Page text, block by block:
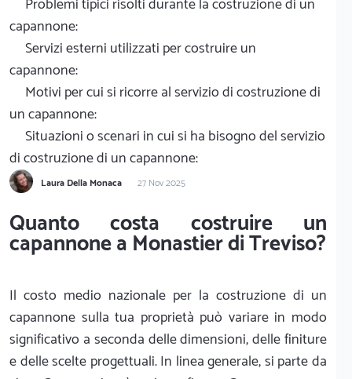
capannone:
Servizi esterni utilizzati per costruire un
capannone:
Motivi per cui si ricorre al servizio di costruzione di
un capannone:
Situazioni o scenari in cui si ha bisogno del servizio
di costruzione di un capannone:
Laura Della Monaca 27 Nov 2025
Quanto costa costruire un
capannone a Monastier di Treviso?
Il costo medio nazionale per la costruzione di un
capannone sulla tua proprietà può variare in modo
significativo a seconda delle dimensioni, delle finiture
e delle scelte progettuali. In linea generale, si parte da